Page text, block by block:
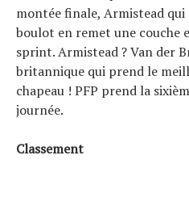
montée finale, Armistead qui
boulot en remet une couche
sprint. Armistead ? Van der
britannique qui prend le
chapeau ! PFP prend la
journée.
Classement